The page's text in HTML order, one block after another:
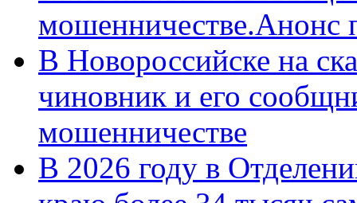
мошенничестве.Анонс
В Новороссийске на
чиновник и его
мошенничестве
В 2026 году в